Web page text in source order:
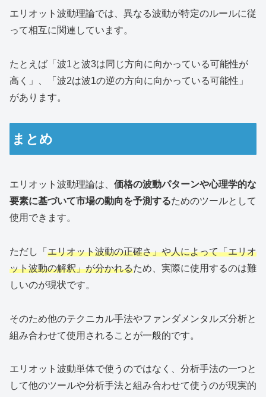
エリオット波動理論では、異なる波動が特定のルールに従
って相互に関連しています。
たとえば「波1と波3は同じ方向に向かっている可能性が
高く」、「波2は波1の逆の方向に向かっている可能性」
があります。
まとめ
エリオット波動理論は、 価格の波動パターンや心理学的な
要素に基づいて市場の動向を予測するためのツールとして
使用できます。
ただし「 エリオット波動の正確さ」や人によって「エリオ
ット波動の解釈」が分かれるため、実際に使用するのは難
しいのが現状です。
そのため他のテクニカル手法やファンダメンタルズ分析と
組み合わせて使用されることが一般的です。
エリオット波動単体で使うのではなく、分析手法の一つと
して他のツールや分析手法と組み合わせて使うのが現実的